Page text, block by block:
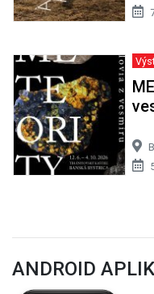
ANDROID